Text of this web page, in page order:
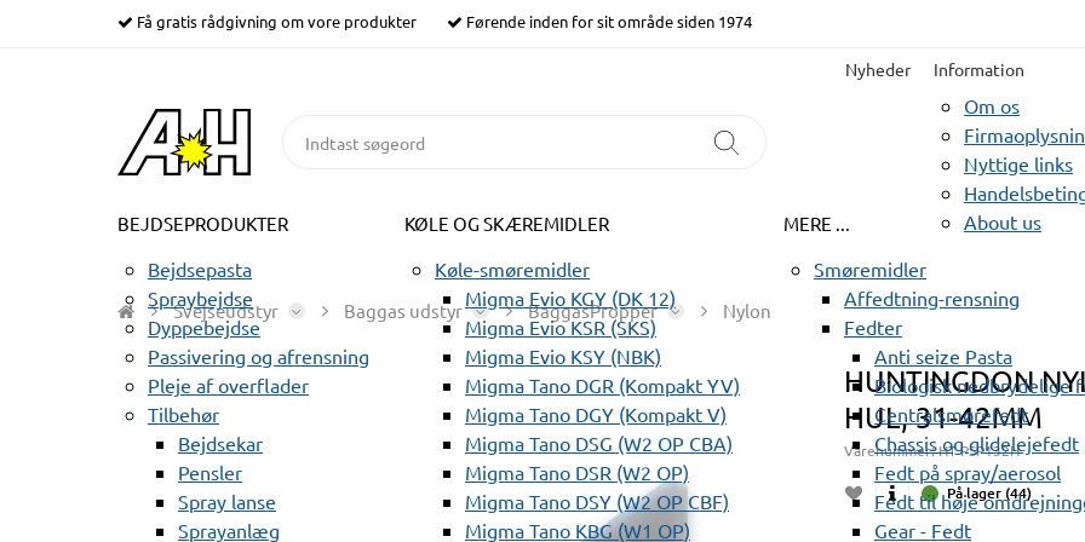
Få gratis rådgivning om vore produkter Førende inden for sit område siden 1974
Nyheder Information
Om os
Nyttige links
About us
BEJDSEPRODUKTER
Bejdsepasta
Spraybejdse
Dyppebejdse
Passivering og afrensning
Pleje af overflader
Tilbehør
Bejdsekar
Pensler
Spray lanse
Sprayanlæg
KØLE OG SKÆREMIDLER
Køle-smøremidler
Migma Evio KGY (DK 12)
Migma Evio KSR (SKS)
Migma Evio KSY (NBK)
Migma Tano DGR (Kompakt YV)
Migma Tano DGY (Kompakt V)
Migma Tano DSG (W2 OP CBA)
Migma Tano DSR (W2 OP)
Migma Tano DSY (W2 OP CBF)
Migma Tano KBG (W1 OP)
MERE ...
Smøremidler
Affedtning-rensning
Fedter
Anti seize Pasta
Biologisk nedbrydelige
Centralsmørefedt
Chassis og glidelejefedt
Fedt på spray/aerosol
Fedt til høje
Gear - Fedt
Svejseudstyr Baggas udstyr BaggasPropper Nylon
HUNTINGDON
HUL, 31-42MM
Varenummer:HT PSP132H
På lager (44)